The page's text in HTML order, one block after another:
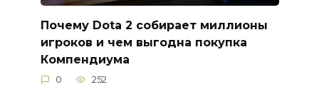
Почему Dota 2 собирает миллионы
игроков и чем выгодна покупка
Компендиума
0 252